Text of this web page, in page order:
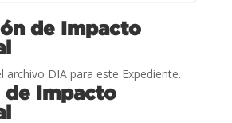
de Impacto
archivo DIA para este Expediente.
de Impacto